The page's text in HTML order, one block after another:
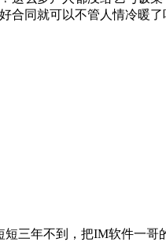
合同就可以不管人情冷暖
三年不到，把IM软件一哥